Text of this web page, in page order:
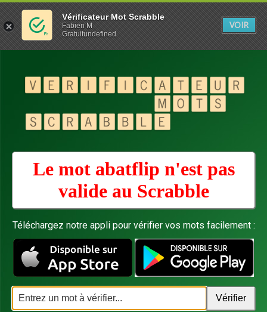
Le mot abatflip n'est pas
valide au Scrabble
Téléchargez notre appli pour vérifier vos mots facilement :
Vérificateur Mot Scrabble
Fabien M
Gratuitundefined
VOIR